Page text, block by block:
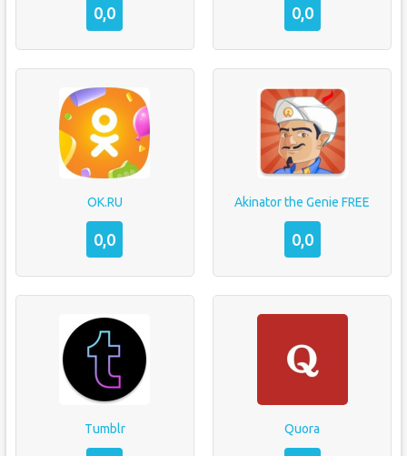
0,0 0,0
OK.RU
0,0
Akinator the Genie FREE
0,0
Tumblr Quora